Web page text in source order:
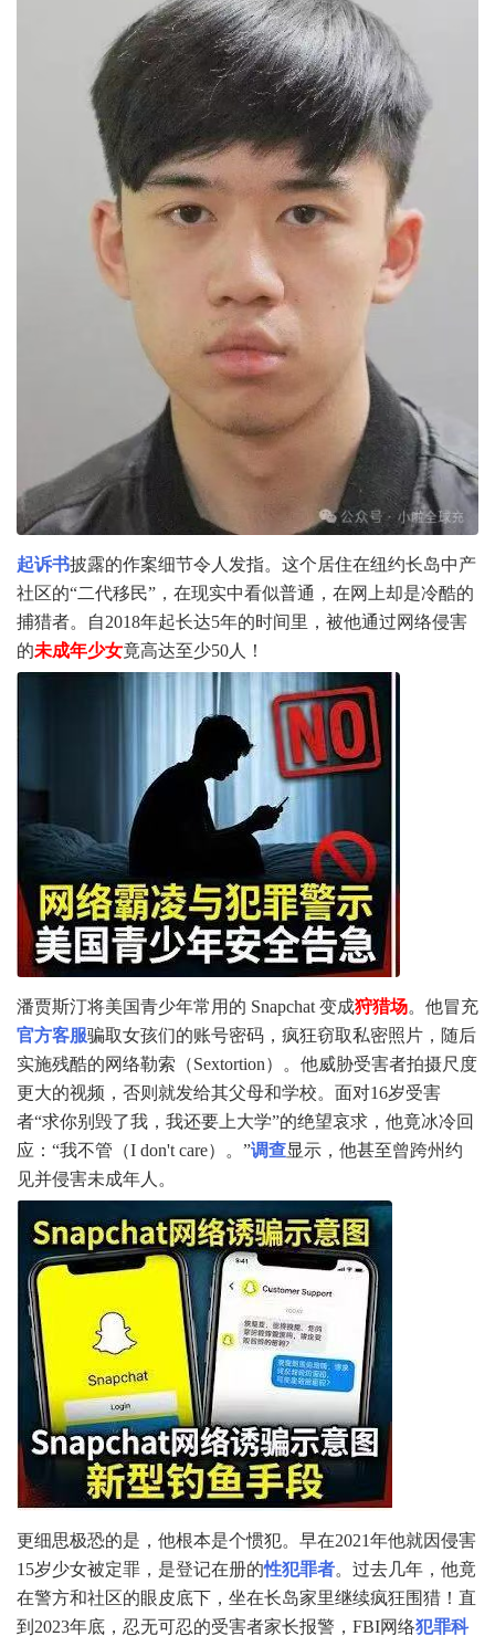
起诉书披露的作案细节令人发指。这个居住在纽约长岛中产
社区的“二代移民”，在现实中看似普通，在网上却是冷酷的
捕猎者。自2018年起长达5年的时间里，被他通过网络侵害
的未成年少女竟高达至少50人！
潘贾斯汀将美国青少年常用的 Snapchat 变成狩猎场。他冒充
官方客服骗取女孩们的账号密码，疯狂窃取私密照片，随后
实施残酷的网络勒索（Sextortion）。他威胁受害者拍摄尺度
更大的视频，否则就发给其父母和学校。面对16岁受害
者“求你别毁了我，我还要上大学”的绝望哀求，他竟冰冷回
应：“我不管（I don't care）。”调查显示，他甚至曾跨州约
见并侵害未成年人。
更细思极恐的是，他根本是个惯犯。早在2021年他就因侵害
15岁少女被定罪，是登记在册的性犯罪者。过去几年，他竟
在警方和社区的眼皮底下，坐在长岛家里继续疯狂围猎！直
到2023年底，忍无可忍的受害者家长报警，FBI网络犯罪科